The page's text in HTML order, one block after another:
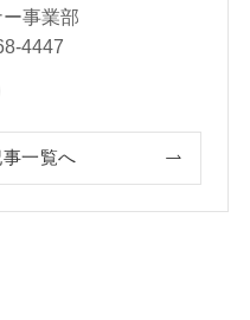
事業部
4447
一覧へ